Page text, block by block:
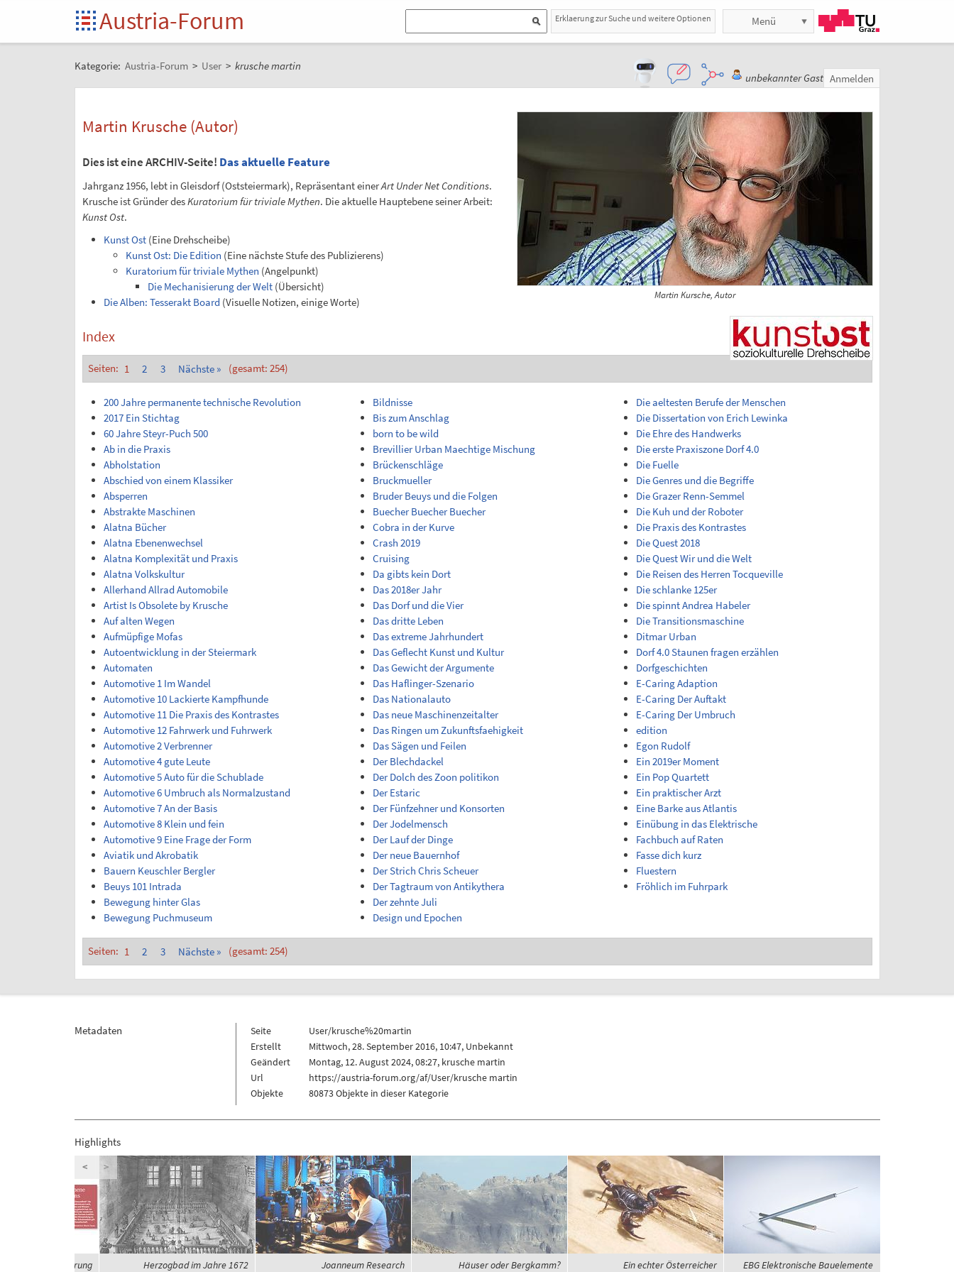
Austria-Forum Erklaerung zur Suche und weitere Optionen Menü
Kategorie: Austria-Forum > User > krusche martin
unbekannter Gast Anmelden
Martin Kursche, Autor
Martin Krusche (Autor)
Dies ist eine ARCHIV-Seite! Das aktuelle Feature
Jahrganz 1956, lebt in Gleisdorf (Oststeiermark), Repräsentant einerArt Under Net Conditions.
Krusche ist Gründer desKuratorium für triviale Mythen. Die aktuelle Hauptebene seiner Arbeit:
Kunst Ost.
Kunst Ost (Eine Drehscheibe)
Kunst Ost: Die Edition (Eine nächste Stufe des Publizierens)
Kuratorium für triviale Mythen (Angelpunkt)
Die Mechanisierung der Welt(Übersicht)
Die Alben: Tesserakt Board (Visuelle Notizen, einige Worte)
Index
Seiten: 1 2 3 Nächste » (gesamt: 254)
200 Jahre permanente technische Revolution
2017 Ein Stichtag
60 Jahre Steyr-Puch 500
Ab in die Praxis
Abholstation
Abschied von einem Klassiker
Absperren
Abstrakte Maschinen
Alatna Bücher
Alatna Ebenenwechsel
Alatna Komplexität und Praxis
Alatna Volkskultur
Allerhand Allrad Automobile
Artist Is Obsolete by Krusche
Auf alten Wegen
Aufmüpfige Mofas
Autoentwicklung in der Steiermark
Automaten
Automotive 1 Im Wandel
Automotive 10 Lackierte Kampfhunde
Automotive 11 Die Praxis des Kontrastes
Automotive 12 Fahrwerk und Fuhrwerk
Automotive 2 Verbrenner
Automotive 4 gute Leute
Automotive 5 Auto für die Schublade
Automotive 6 Umbruch als Normalzustand
Automotive 7 An der Basis
Automotive 8 Klein und fein
Automotive 9 Eine Frage der Form
Aviatik und Akrobatik
Bauern Keuschler Bergler
Beuys 101 Intrada
Bewegung hinter Glas
Bewegung Puchmuseum
Bildnisse
Bis zum Anschlag
born to be wild
Brevillier Urban Maechtige Mischung
Brückenschläge
Bruckmueller
Bruder Beuys und die Folgen
Buecher Buecher Buecher
Cobra in der Kurve
Crash 2019
Cruising
Da gibts kein Dort
Das 2018er Jahr
Das Dorf und die Vier
Das dritte Leben
Das extreme Jahrhundert
Das Geflecht Kunst und Kultur
Das Gewicht der Argumente
Das Haflinger-Szenario
Das Nationalauto
Das neue Maschinenzeitalter
Das Ringen um Zukunftsfaehigkeit
Das Sägen und Feilen
Der Blechdackel
Der Dolch des Zoon politikon
Der Estaric
Der Fünfzehner und Konsorten
Der Jodelmensch
Der Lauf der Dinge
Der neue Bauernhof
Der Strich Chris Scheuer
Der Tagtraum von Antikythera
Der zehnte Juli
Design und Epochen
Die aeltesten Berufe der Menschen
Die Dissertation von Erich Lewinka
Die Ehre des Handwerks
Die erste Praxiszone Dorf 4.0
Die Fuelle
Die Genres und die Begriffe
Die Grazer Renn-Semmel
Die Kuh und der Roboter
Die Praxis des Kontrastes
Die Quest 2018
Die Quest Wir und die Welt
Die Reisen des Herren Tocqueville
Die schlanke 125er
Die spinnt Andrea Habeler
Die Transitionsmaschine
Ditmar Urban
Dorf 4.0 Staunen fragen erzählen
Dorfgeschichten
E-Caring Adaption
E-Caring Der Auftakt
E-Caring Der Umbruch
edition
Egon Rudolf
Ein 2019er Moment
Ein Pop Quartett
Ein praktischer Arzt
Eine Barke aus Atlantis
Einübung in das Elektrische
Fachbuch auf Raten
Fasse dich kurz
Fluestern
Fröhlich im Fuhrpark
Seiten: 1 2 3 Nächste » (gesamt: 254)
Metadaten Seite
User/krusche%20martin
Erstellt
Mittwoch, 28. September 2016, 10:47, Unbekannt
Geändert
Montag, 12. August 2024, 08:27, krusche martin
Url
https://austria-forum.org/af/User/krusche martin
Objekte
80873 Objekte in dieser Kategorie
Highlights
und Globalisierung Herzogbad im Jahre 1672 Joanneum Research Häuser oder Bergkamm? Ein echter Österreicher EBG Elektronische Bauelemente
< >